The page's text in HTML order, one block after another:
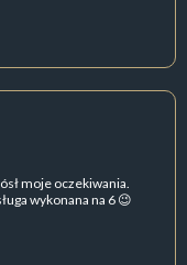
moje oczekiwania.
wykonana na 6 😉